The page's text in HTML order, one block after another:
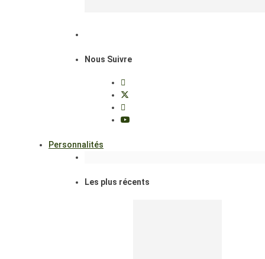
Nous Suivre
Personnalités
Les plus récents